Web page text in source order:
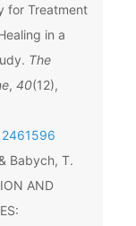
for Treatment
in a
The
, 40(12),
Babych, T.
AND